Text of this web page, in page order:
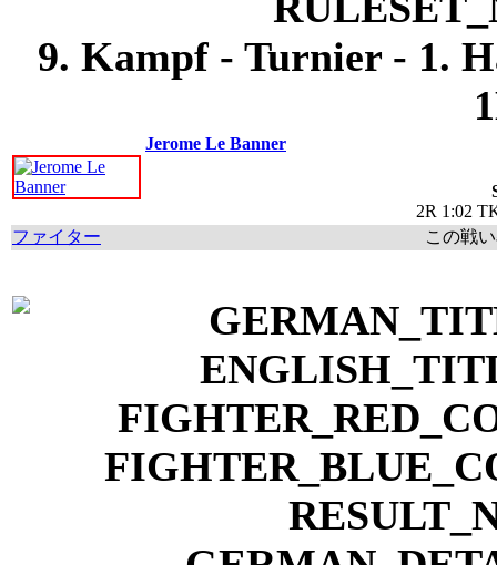
9. Kampf - Turnier - 1.
Jerome Le Banner
2R 1:02
ファイター
この戦